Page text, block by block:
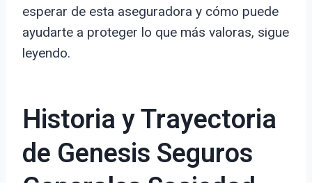
esperar de esta aseguradora y cómo puede
ayudarte a proteger lo que más valoras, sigue
leyendo.
Historia y Trayectoria
de Genesis Seguros